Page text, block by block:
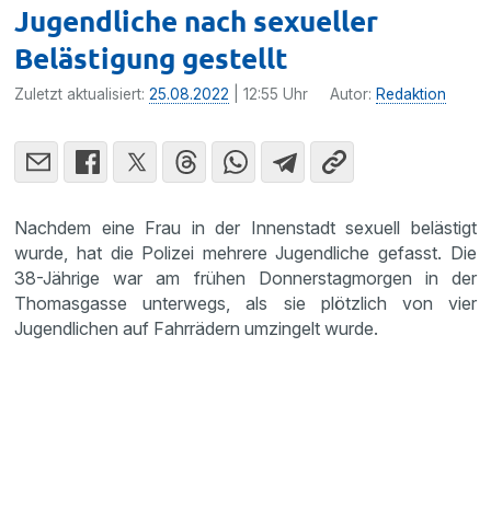
Jugendliche nach sexueller
Belästigung gestellt
Zuletzt aktualisiert:25.08.2022 | 12:55 Uhr Autor: Redaktion
Nachdem eine Frau in der Innenstadt sexuell belästigt
wurde, hat die Polizei mehrere Jugendliche gefasst. Die
38-Jährige war am frühen Donnerstagmorgen in der
Thomasgasse unterwegs, als sie plötzlich von vier
Jugendlichen auf Fahrrädern umzingelt wurde.